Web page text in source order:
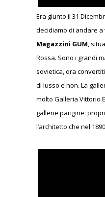
Era giunto il 31
decidiamo di andare a
Magazzini GUM,
Rossa. Sono i grandi
sovietica, ora
di lusso e non. La
molto Galleria Vittorio
gallerie parigine:
l’architetto che nel